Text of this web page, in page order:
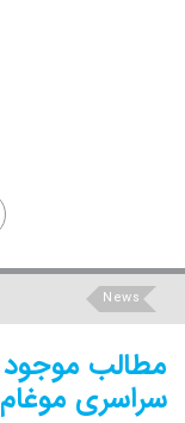
News
مطالب موجود
سراسری